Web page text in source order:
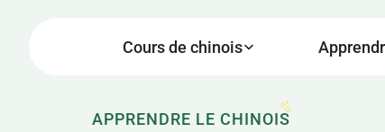
Cours de chinois
APPRENDRE LE CHINOIS